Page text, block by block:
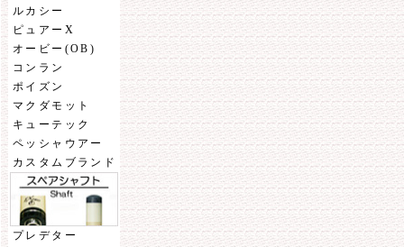
ルカシー
ピュアーX
オービー(OB)
コンラン
ポイズン
マクダモット
キューテック
ペッシャウアー
カスタムブランド
プレデター